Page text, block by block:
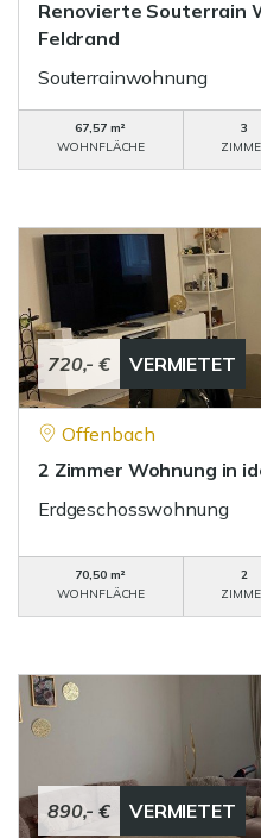
Renovierte Souterrain
Feldrand
Souterrainwohnung
67,57 m²
WOHNFLÄCHE
3
720,- € VERMIETET
Offenbach
2 Zimmer Wohnung in
Erdgeschosswohnung
70,50 m²
WOHNFLÄCHE
2
890,- € VERMIETET